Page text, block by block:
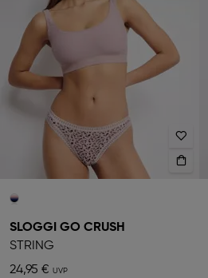
SLOGGI GO CRUSH
STRING
24,95 €